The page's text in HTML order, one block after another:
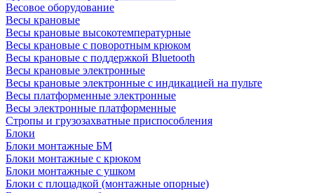
Весовое оборудование
Весы крановые
Весы крановые высокотемпературные
Весы крановые с поворотным крюком
Весы крановые с поддержкой Bluetooth
Весы крановые электронные
Весы крановые электронные с индикацией на пульте
Весы платформенные электронные
Весы электронные платформенные
Стропы и грузозахватные приспособления
Блоки
Блоки монтажные БМ
Блоки монтажные с крюком
Блоки монтажные с ушком
Блоки с площадкой (монтажные опорные)